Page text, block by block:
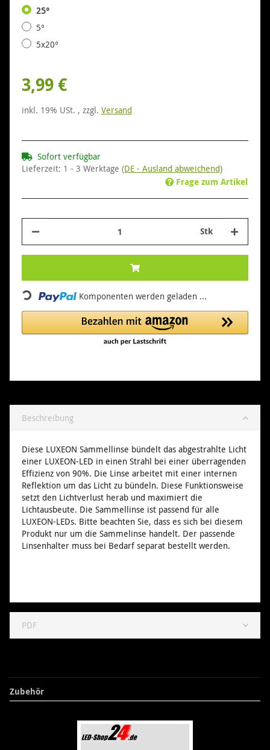
25°
5°
5x20°
3,99 €
inkl. 19% USt. , zzgl. Versand
Sofort verfügbar
Lieferzeit: 1 - 3 Werktage (DE - Ausland abweichend)
Frage zum Artikel
Stk
Loading... Komponenten werden geladen ...
Beschreibung
Diese LUXEON Sammellinse bündelt das abgestrahlte Licht
einer LUXEON-LED in einen Strahl bei einer überragenden
Effizienz von 90%. Die Linse arbeitet mit einer internen
Reflektion um das Licht zu bündeln. Diese Funktionsweise
setzt den Lichtverlust herab und maximiert die
Lichtausbeute. Die Sammellinse ist passend für alle
LUXEON-LEDs. Bitte beachten Sie, dass es sich bei diesem
Produkt nur um die Sammelinse handelt. Der passende
Linsenhalter muss bei Bedarf separat bestellt werden.
PDF
Zubehör